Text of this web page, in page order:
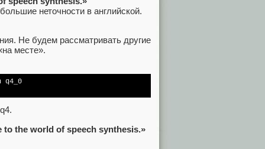
неточности в английской.
Не будем рассматривать другие
месте».
q4_0
to the world of speech synthesis.»